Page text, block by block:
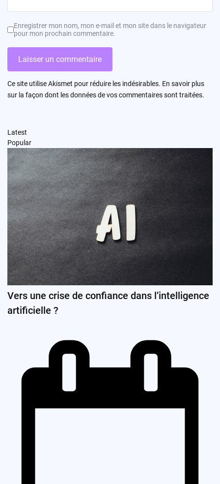
Enregistrer mon nom, mon e-mail et mon site dans le navigateur
pour mon prochain commentaire.
Ce site utilise Akismet pour réduire les indésirables. En savoir plus
sur la façon dont les données de vos commentaires sont traitées.
Latest
Popular
Vers une crise de confiance dans l’intelligence
artificielle ?